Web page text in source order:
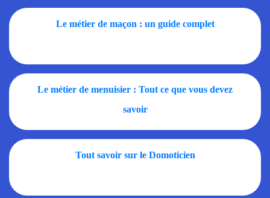
Le métier de maçon : un guide complet
Le métier de menuisier : Tout ce que vous devez
savoir
Tout savoir sur le Domoticien